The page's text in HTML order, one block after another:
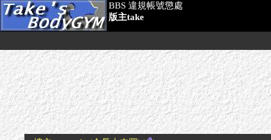
BBS 違規帳號懲處
版主take